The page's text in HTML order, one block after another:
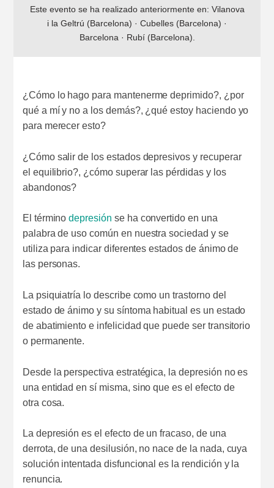
Este evento se ha realizado anteriormente en: Vilanova
i la Geltrú (Barcelona) · Cubelles (Barcelona) ·
Barcelona · Rubí (Barcelona)
¿Cómo lo hago para mantenerme deprimido?, ¿por
qué a mí y no a los demás?, ¿qué estoy haciendo yo
para merecer esto?
¿Cómo salir de los estados depresivos y recuperar
el equilibrio?, ¿cómo superar las pérdidas y los
abandonos?
El términodepresión se ha convertido en una
palabra de uso común en nuestra sociedad y se
utiliza para indicar diferentes estados de ánimo de
las personas.
La psiquiatría lo describe como un trastorno del
estado de ánimo y su síntoma habitual es un estado
de abatimiento e infelicidad que puede ser transitorio
o permanente.
Desde la perspectiva estratégica, la depresión no es
una entidad en sí misma, sino que es el efecto de
otra cosa.
La depresión es el efecto de un fracaso, de una
derrota, de una desilusión, no nace de la nada, cuya
solución intentada disfuncional es la rendición y la
renuncia.